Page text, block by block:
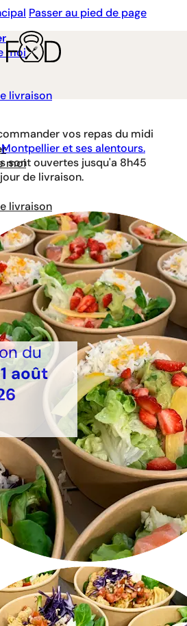
Passer au pied de page
moi
livraison
moi
livraison
vos repas du midi
Montpellier et ses alentours.
sont ouvertes jusqu'a 8h45
de livraison.
du
août